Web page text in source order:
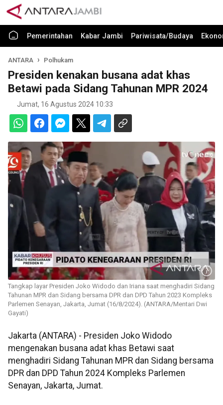
Pemerintahan Kabar Jambi Pariwisata/Budaya
ANTARA Polhukam
Presiden kenakan busana adat khas
Betawi pada Sidang Tahunan MPR 2024
Jumat, 16 Agustus 2024 10:33
Tangkap layar Presiden Joko Widodo dan Iriana saat menghadiri Sidang
Tahunan MPR dan Sidang bersama DPR dan DPD Tahun 2023 Kompleks
Parlemen Senayan, Jakarta, Jumat (16/8/2024). (ANTARA/Mentari Dwi
Gayati)
Jakarta (ANTARA) - Presiden Joko Widodo
mengenakan busana adat khas Betawi saat
menghadiri Sidang Tahunan MPR dan Sidang bersama
DPR dan DPD Tahun 2024 Kompleks Parlemen
Senayan, Jakarta, Jumat.